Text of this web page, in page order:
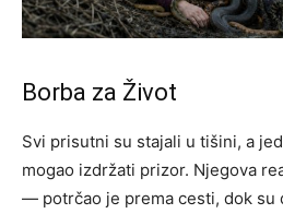
Borba za Život
Svi prisutni su stajali u tišini, a
mogao izdržati prizor. Njegova
— potrčao je prema cesti, dok su